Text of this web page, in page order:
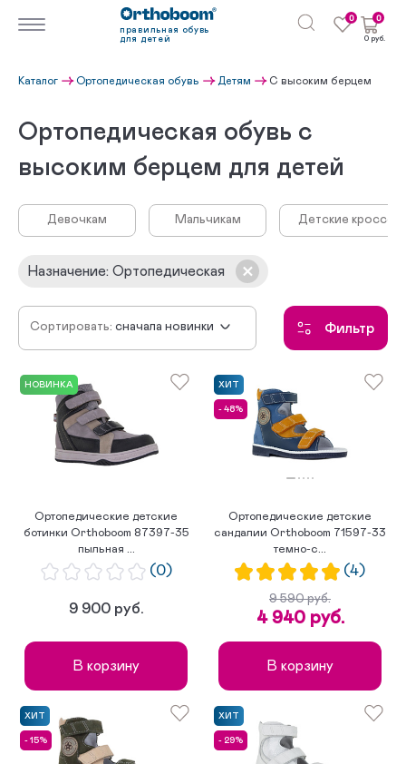
правильная обувь
для детей
0 0
0 руб.
Каталог Ортопедическая обувь Детям С высоким берцем
Ортопедическая обувь с
высоким берцем для детей
Девочкам Мальчикам Детские
Назначение: Ортопедическая
Сортировать: сначала новинки
по возрастанию цены
по популярности
Фильтр
НОВИНКА
Ортопедические детские
ботинки Orthoboom 87397-35
пыльная ...
(0)
9 900 руб.
В корзину
ХИТ
- 48%
Ортопедические детские
сандалии Orthoboom 71597-33
темно-с...
(4)
9 590 руб.
4 940 руб.
В корзину
ХИТ
- 15%
ХИТ
- 29%